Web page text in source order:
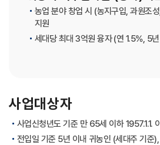
농업 분야 창업 시 (농지구입, 과원조
지원
세대당 최대 3억원 융자 (연 1.5%, 5
사업대상자
사업신청년도 기준 만 65세 이하 1957.1.1.
전입일 기준 5년 이내 귀농인 (세대주 기준